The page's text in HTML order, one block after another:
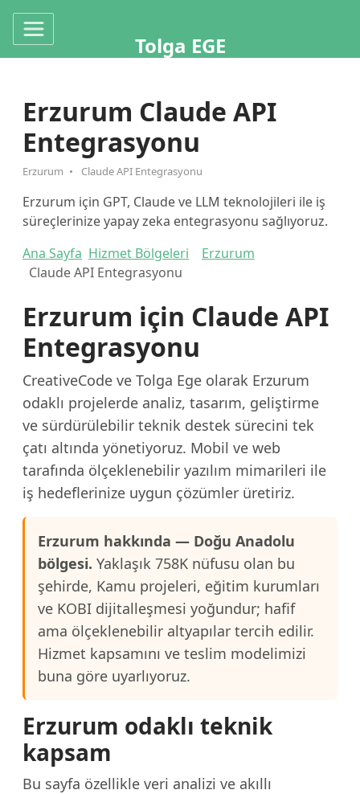
Tolga EGE
Erzurum Claude API
Entegrasyonu
Erzurum Claude API Entegrasyonu
Erzurum için GPT, Claude ve LLM teknolojileri ile iş
süreçlerinize yapay zeka entegrasyonu sağlıyoruz.
Ana Sayfa Hizmet Bölgeleri
Erzurum
Claude API Entegrasyonu
Erzurum için Claude API
Entegrasyonu
CreativeCode ve Tolga Ege olarak Erzurum
odaklı projelerde analiz, tasarım, geliştirme
ve sürdürülebilir teknik destek sürecini tek
çatı altında yönetiyoruz. Mobil ve web
tarafında ölçeklenebilir yazılım mimarileri ile
iş hedeflerinize uygun çözümler üretiriz.
Erzurum hakkında — Doğu Anadolu
bölgesi. Yaklaşık 758K nüfusu olan bu
şehirde, Kamu projeleri, eğitim kurumları
ve KOBI dijitalleşmesi yoğundur; hafif
ama ölçeklenebilir altyapılar tercih edilir.
Hizmet kapsamını ve teslim modelimizi
buna göre uyarlıyoruz.
Erzurum odaklı teknik
kapsam
Bu sayfa özellikle veri analizi ve akıllı